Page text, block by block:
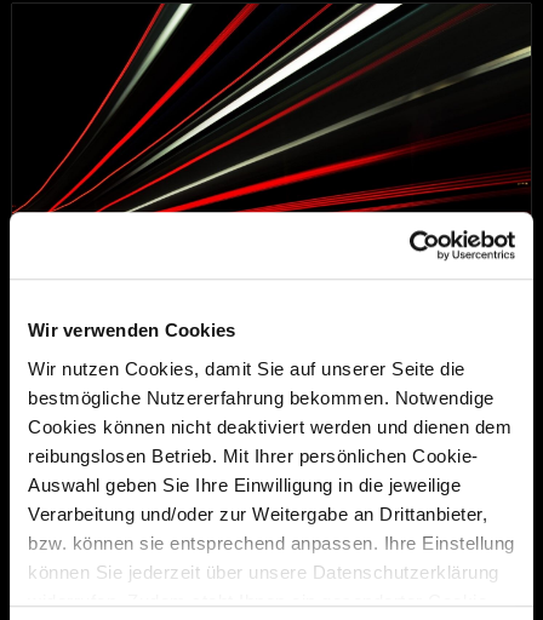
Wir verwenden Cookies
Wir nutzen Cookies, damit Sie auf unserer Seite die
bestmögliche Nutzererfahrung bekommen. Notwendige
Cookies können nicht deaktiviert werden und dienen dem
reibungslosen Betrieb. Mit Ihrer persönlichen Cookie-
Auswahl geben Sie Ihre Einwilligung in die jeweilige
Verarbeitung und/oder zur Weitergabe an Drittanbieter,
bzw. können sie entsprechend anpassen. Ihre Einstellung
können Sie jederzeit über unsere Datenschutzerklärung
widerrufen. Zudem steht Ihnen ein gesonderter Cookie-
Innovationsmanagement
"How to Future" - Zukunft wird gestaltet
Um unsere Vorstellungen von Zukunft verwirklichen zu
machen. "How to Future" zeigt Ihnen wie!
gestaltet
Business
Modelling
Wie
Sie